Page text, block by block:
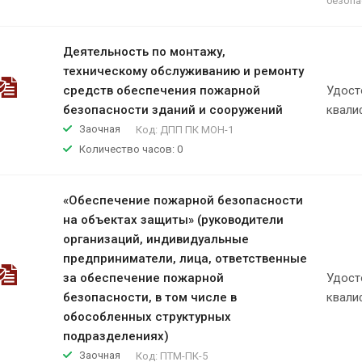
Деятельность по монтажу,
техническому обслуживанию и ремонту
средств обеспечения пожарной
безопасности зданий и сооружений
Заочная Код: ДПП ПК МОН-1
Количество часов: 0
«Обеспечение пожарной безопасности
на объектах защиты» (руководители
организаций, индивидуальные
предприниматели, лица, ответственные
за обеспечение пожарной
безопасности, в том числе в
обособленных структурных
подразделениях)
Заочная Код: ПТМ-ПК-5